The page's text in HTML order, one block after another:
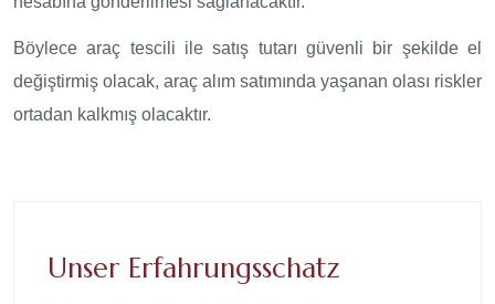
Böylece araç tescili ile satış tutarı güvenli bir şekilde el
değiştirmiş olacak, araç alım satımında yaşanan olası riskler
ortadan kalkmış olacaktır.
Unser Erfahrungsschatz